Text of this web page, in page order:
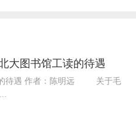
大图书馆工读的待遇
的待遇 作者：陈明远 关于毛